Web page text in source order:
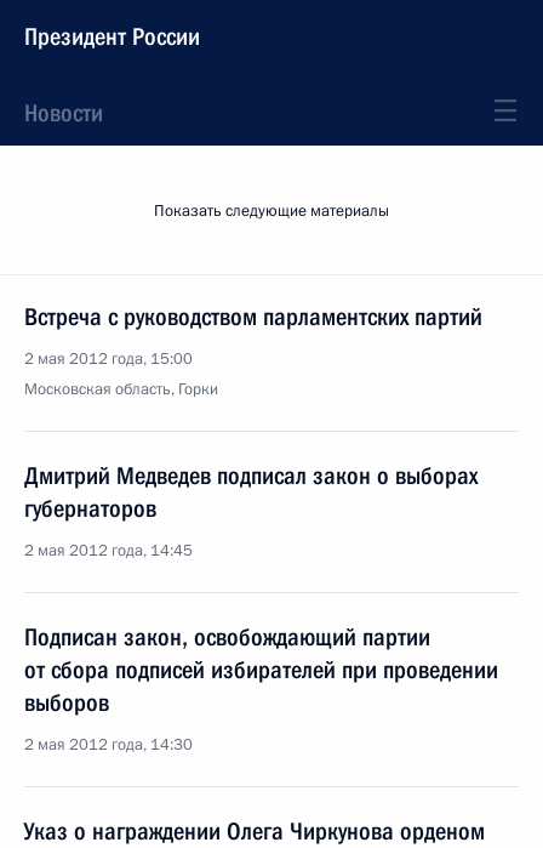
Президент России
Новости
Показать следующие материалы
Встреча с руководством парламентских партий
2 мая 2012 года, 15:00
Московская область, Горки
Дмитрий Медведев подписал закон о выборах
губернаторов
2 мая 2012 года, 14:45
Подписан закон, освобождающий партии
от сбора подписей избирателей при проведении
выборов
2 мая 2012 года, 14:30
Указ о награждении Олега Чиркунова орденом